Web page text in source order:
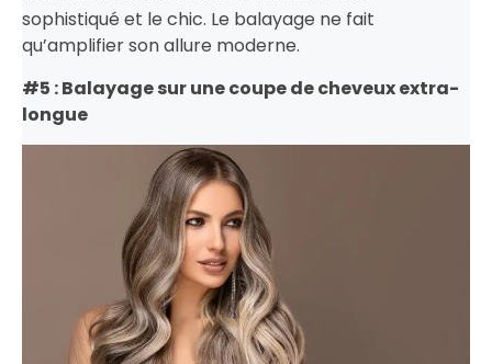
sophistiqué et le chic. Le balayage ne fait
qu’amplifier son allure moderne.
#5 : Balayage sur une coupe de cheveux extra-
longue